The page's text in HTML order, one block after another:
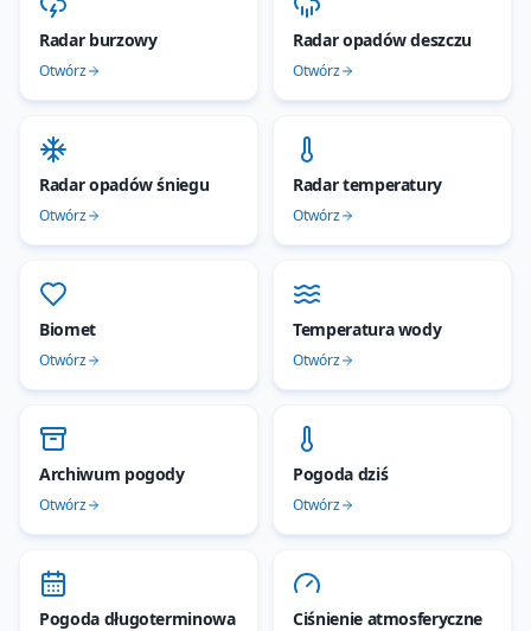
Radar burzowy
Otwórz
Radar opadów deszczu
Otwórz
Radar opadów śniegu
Otwórz
Radar temperatury
Otwórz
Biomet
Otwórz
Temperatura wody
Otwórz
Archiwum pogody
Otwórz
Pogoda dziś
Otwórz
Pogoda długoterminowa Ciśnienie atmosferyczne